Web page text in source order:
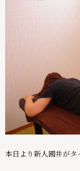
本日より新人國井が